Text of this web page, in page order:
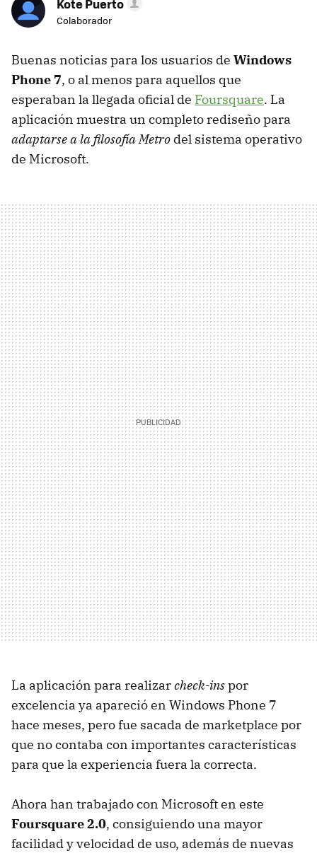
Kote Puerto
Colaborador
Buenas noticias para los usuarios de Windows
Phone 7, o al menos para aquellos que
esperaban la llegada oficial de Foursquare. La
aplicación muestra un completo rediseño para
adaptarse a la filosofía Metro del sistema operativo
de Microsoft.
La aplicación para realizarcheck-inspor
excelencia ya apareció en Windows Phone 7
hace meses, pero fue sacada de marketplace por
que no contaba con importantes características
para que la experiencia fuera la correcta.
Ahora han trabajado con Microsoft en este
Foursquare 2.0, consiguiendo una mayor
facilidad y velocidad de uso, además de nuevas